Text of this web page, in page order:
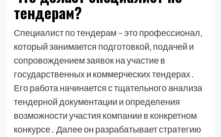
тендерам?
Специалист по тендерам – это профессионал‚
который занимается подготовкой‚ подачей и
сопровождением заявок на участие в
государственных и коммерческих тендерах․
Его работа начинается с тщательного анализа
тендерной документации и определения
возможности участия компании в конкретном
конкурсе․ Далее он разрабатывает стратегию